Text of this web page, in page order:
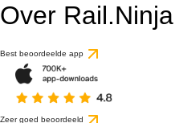
Over Rail.Ninja
Best beoordeelde app
Zeer goed beoordeeld